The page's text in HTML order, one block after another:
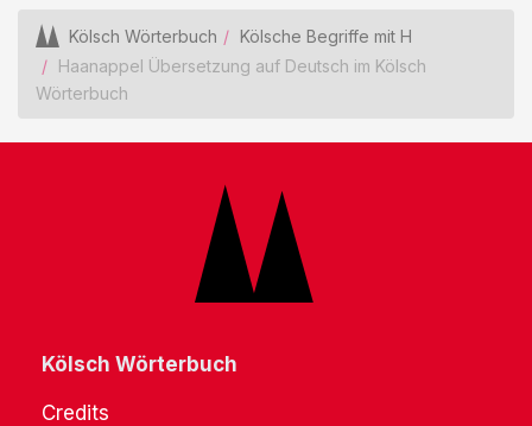
Kölsch Wörterbuch
Kölsche Begriffe mit H
Haanappel Übersetzung auf Deutsch im Kölsch
Wörterbuch
Kölsch Wörterbuch
Credits